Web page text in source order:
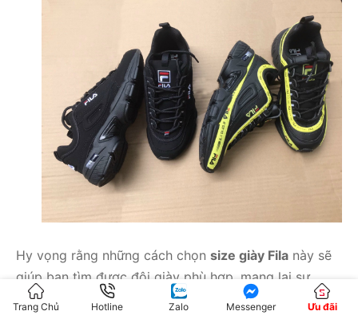
Hy vọng rằng những cách chọn size giày Fila này sẽ
giúp bạn tìm được đôi giày phù hợp, mang lại sự
thoải mái và tự tin trong mọi bước đi. Đừng quên ghé
Trang Chủ Hotline Zalo Messenger Ưu đãi